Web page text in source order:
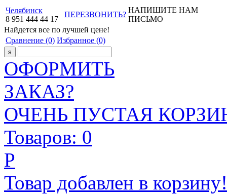
Челябинск
8 951 444 44 17
ПЕРЕЗВОНИТЬ?
НАПИШИТЕ НАМ
ПИСЬМО
Найдется все по лучшей цене!
Сравнение (0) Избранное (0)
ОФОРМИТЬ
ЗАКАЗ?
ОЧЕНЬ ПУСТАЯ
Товаров: 0
Р
Товар добавлен в корзину!